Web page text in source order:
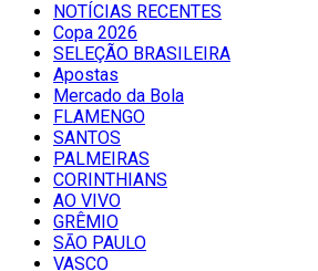
NOTÍCIAS RECENTES
Copa 2026
SELEÇÃO BRASILEIRA
Apostas
Mercado da Bola
FLAMENGO
SANTOS
PALMEIRAS
CORINTHIANS
AO VIVO
GRÊMIO
SĀO PAULO
VASCO